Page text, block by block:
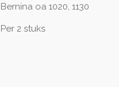
Bernina oa 1020, 1130
Per 2 stuks